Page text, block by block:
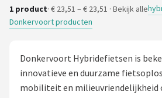
Blog
Kinderfietsen
1 product· € 23,51 – € 23,51 · Bekijk alle
Donkervoort producten
Donkervoort Hybridefietsen is
innovatieve en duurzame
mobiliteit en milieuvriendelijkheid